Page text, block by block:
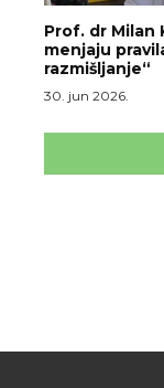
Prof. dr Milan
menjaju
razmišljanje“
30. jun 2026.